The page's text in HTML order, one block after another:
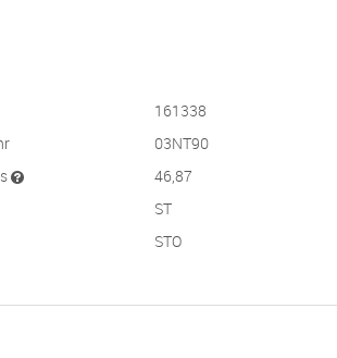
161338
03NT90
46,87
ST
STO